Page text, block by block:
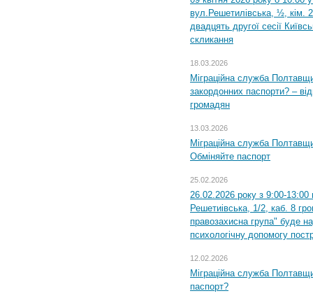
вул.Решетилівська, ½, кім.
двадцять другої сесії
скликання
18.03.2026
Міграційна служба
закордонних паспорти? –
громадян
13.03.2026
Міграційна служба
Обміняйте паспорт
25.02.2026
26.02.2026 року з 9:00-
Решетиівська, 1/2, каб. 8
правозахисна група" буде
психологічну допомогу
12.02.2026
Міграційна служба
паспорт?